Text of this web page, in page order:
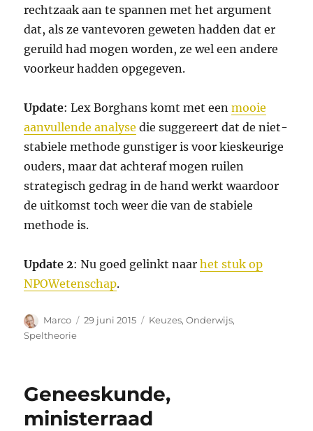
rechtzaak aan te spannen met het argument
dat, als ze vantevoren geweten hadden dat er
geruild had mogen worden, ze wel een andere
voorkeur hadden opgegeven.
Update: Lex Borghans komt met eenmooie
aanvullende analyse die suggereert dat de niet-
stabiele methode gunstiger is voor kieskeurige
ouders, maar dat achteraf mogen ruilen
strategisch gedrag in de hand werkt waardoor
de uitkomst toch weer die van de stabiele
methode is.
Update 2: Nu goed gelinkt naarhet stuk op
NPOWetenschap.
Auteur
Marco
Geplaatst
29 juni 2015 Categorieën
Keuzes,Onderwijs,
Speltheorie
Geneeskunde,
ministerraad